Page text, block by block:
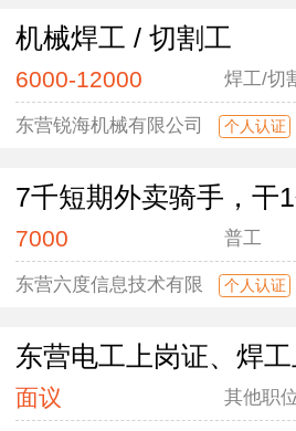
机械焊工 / 切割工
6000-12000 焊工/切
东营锐海机械有限公司 个人认证
7千短期外卖骑手，干1
7000 普工
东营六度信息技术有限 个人认证
东营电工上岗证、焊
面议 其他职